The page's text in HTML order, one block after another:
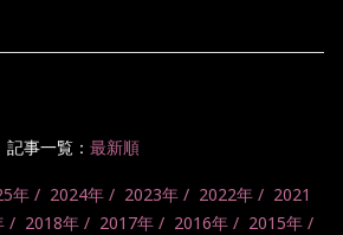
記事一覧： 最新順
年 2024年 2023年 2022年
2021
2018年 2017年 2016年
2015年